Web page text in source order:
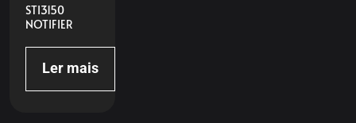
STI3150
NOTIFIER
Ler mais